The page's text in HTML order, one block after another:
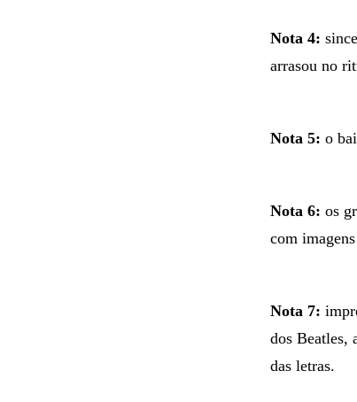
Nota 4:
arrasou no
Nota 5: o
Nota 6: os
com
Nota 7:
dos Beatles,
das letras.